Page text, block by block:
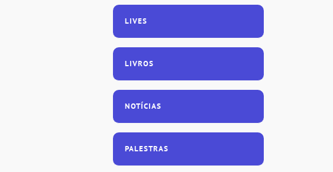
LIVES
LIVROS
NOTÍCIAS
PALESTRAS